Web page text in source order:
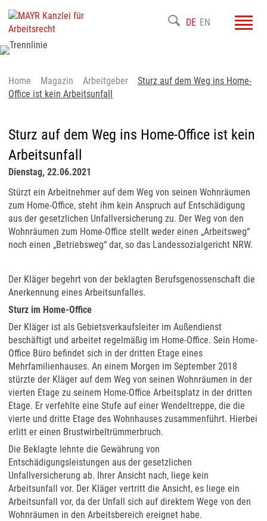
DE EN
Home Magazin Arbeitgeber
Sturz auf dem Weg ins Home-
Office ist kein Arbeitsunfall
Sturz auf dem Weg ins Home-Office ist kein
Arbeitsunfall
Dienstag, 22.06.2021
Stürzt ein Arbeitnehmer auf dem Weg von seinen Wohnräumen
zum Home-Office, steht ihm kein Anspruch auf Entschädigung
aus der gesetzlichen Unfallversicherung zu. Der Weg von den
Wohnräumen zum Home-Office stellt weder einen „Arbeitsweg“
noch einen „Betriebsweg“ dar, so das Landessozialgericht NRW.
Der Kläger begehrt von der beklagten Berufsgenossenschaft die
Anerkennung eines Arbeitsunfalles.
Sturz im Home-Office
Der Kläger ist als Gebietsverkaufsleiter im Außendienst
beschäftigt und arbeitet regelmäßig im Home-Office. Sein Home-
Office Büro befindet sich in der dritten Etage eines
Mehrfamilienhauses. An einem Morgen im September 2018
stürzte der Kläger auf dem Weg von seinen Wohnräumen in der
vierten Etage zu seinem Home-Office Arbeitsplatz in der dritten
Etage. Er verfehlte eine Stufe auf einer Wendeltreppe, die die
vierte und dritte Etage des Wohnhauses zusammenführt. Hierbei
erlitt er einen Brustwirbeltrümmerbruch.
Die Beklagte lehnte die Gewährung von
Entschädigungsleistungen aus der gesetzlichen
Unfallversicherung ab. Ihrer Ansicht nach, liege kein
Arbeitsunfall vor. Der Kläger vertritt die Ansicht, es liege ein
Arbeitsunfall vor, da der Unfall sich auf direktem Wege von den
Wohnräumen in den Arbeitsbereich ereignet habe.